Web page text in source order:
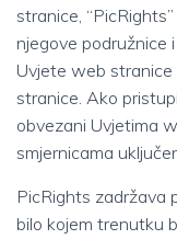
stranice,
njegove podružnice
Uvjete web
stranice. Ako
obvezani Uvjetima
smjernicama
PicRights zadržava
bilo kojem trenutku